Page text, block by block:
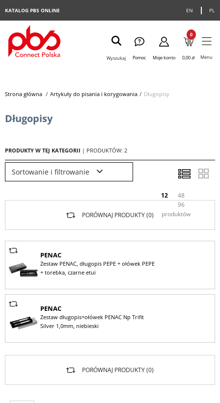
EN PL
KATALOG PBS ONLINE
Wyszukaj Pomoc Moje konto
0
0,00 zł Menu
Strona główna> Artykuły do pisania i korygowania> Długopisy
Długopisy
PRODUKTY W TEJ KATEGORII | PRODUKTÓW: 2
Sortowanie i filtrowanie
12
48
96
produktów
PORÓWNAJ PRODUKTY (0)
PENAC
Zestaw PENAC, długopis PEPE + ołówek PEPE
+ torebka, czarne etui
PENAC
Zestaw długopis+ołówek PENAC Np Trifit
Silver 1,0mm, niebieski
PORÓWNAJ PRODUKTY (0)